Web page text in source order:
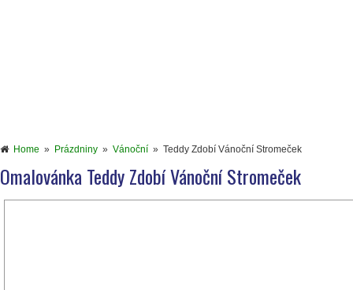
Home » Prázdniny » Vánoční » Teddy Zdobí Vánoční Stromeček
Omalovánka Teddy Zdobí Vánoční Stromeček